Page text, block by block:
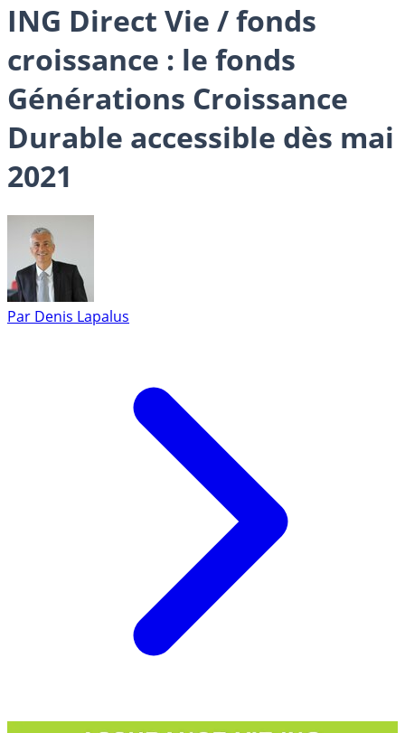
ING Direct Vie / fonds
croissance : le fonds
Générations Croissance
Durable accessible dès mai
2021
Par Denis Lapalus